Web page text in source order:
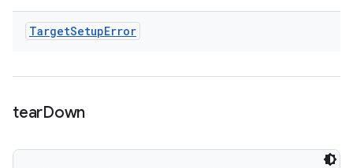
TargetSetupError
tearDown